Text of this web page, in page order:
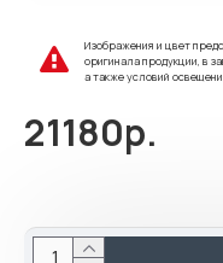
Изображения и цвет
оригинала продукции, в
а также условий
21180р.